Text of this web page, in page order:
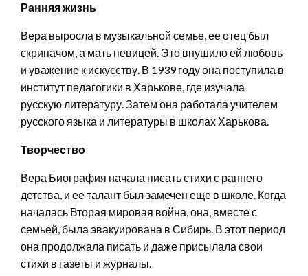
Ранняя жизнь
Вера выросла в музыкальной семье, ее отец был
скрипачом, а мать певицей. Это внушило ей любовь
и уважение к искусству. В 1939 году она поступила в
институт педагогики в Харькове, где изучала
русскую литературу. Затем она работала учителем
русского языка и литературы в школах Харькова.
Творчество
Вера Биография начала писать стихи с раннего
детства, и ее талант был замечен еще в школе. Когда
началась Вторая мировая война, она, вместе с
семьей, была эвакуирована в Сибирь. В этот период
она продолжала писать и даже присылала свои
стихи в газеты и журналы.